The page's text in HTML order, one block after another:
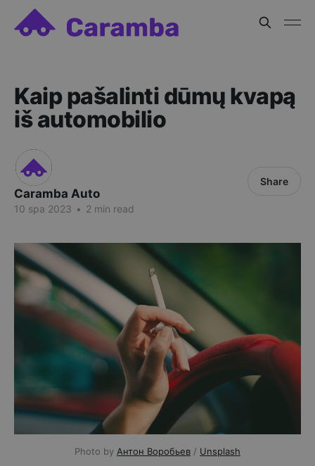
Kaip pašalinti dūmų kvapą
iš automobilio
Caramba Auto
10 spa 2023 • 2 min read
Share
Photo by Антон Воробьев / Unsplash